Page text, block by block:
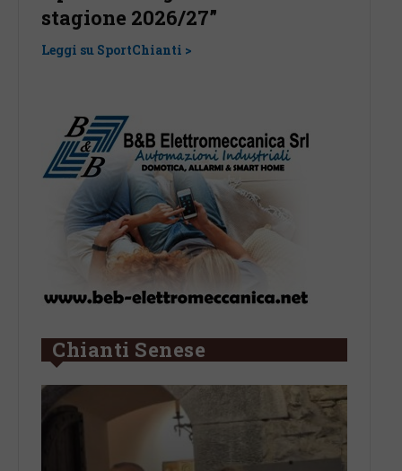
centrocampista: “Benvenuto
Gianvito Pertica”
Chianti Senese